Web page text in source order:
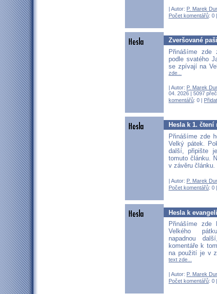
| Autor: P. Marek
Počet komentářů: 0
Zveršované
Přinášíme zde
podle svatého
se zpívají na
zde...
| Autor: P. Marek
04. 2026 | 5097
komentářů: 0 |
Hesla k 1. čtení
Přinášíme zde
Velký pátek.
další, připište
tomuto článku.
v závěru článku.
| Autor: P. Marek
Počet komentářů: 0
Hesla k
Přinášíme zde
Velkého
napadnou
komentáře k
na použití je v
text zde...
| Autor: P. Marek
Počet komentářů: 0